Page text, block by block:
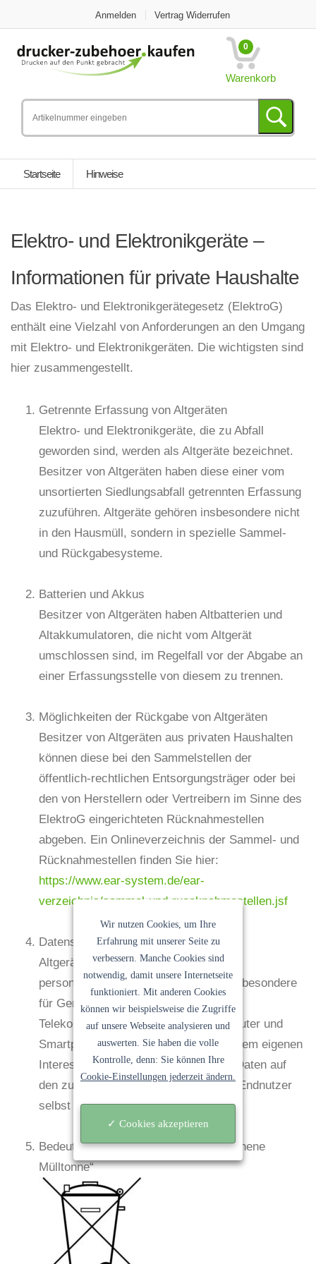
Anmelden Vertrag Widerrufen
0
Warenkorb
Startseite Hinweise
Elektro- und Elektronikgeräte –
Informationen für private Haushalte
Das Elektro- und Elektronikgerätegesetz (ElektroG)
enthält eine Vielzahl von Anforderungen an den Umgang
mit Elektro- und Elektronikgeräten. Die wichtigsten sind
hier zusammengestellt.
Getrennte Erfassung von Altgeräten
Elektro- und Elektronikgeräte, die zu Abfall
geworden sind, werden als Altgeräte bezeichnet.
Besitzer von Altgeräten haben diese einer vom
unsortierten Siedlungsabfall getrennten Erfassung
zuzuführen. Altgeräte gehören insbesondere nicht
in den Hausmüll, sondern in spezielle Sammel-
und Rückgabesysteme.
Batterien und Akkus
Besitzer von Altgeräten haben Altbatterien und
Altakkumulatoren, die nicht vom Altgerät
umschlossen sind, im Regelfall vor der Abgabe an
einer Erfassungsstelle von diesem zu trennen.
Möglichkeiten der Rückgabe von Altgeräten
Besitzer von Altgeräten aus privaten Haushalten
können diese bei den Sammelstellen der
öffentlich-rechtlichen Entsorgungsträger oder bei
den von Herstellern oder Vertreibern im Sinne des
ElektroG eingerichteten Rücknahmestellen
abgeben. Ein Onlineverzeichnis der Sammel- und
Rücknahmestellen finden Sie hier:
https://www.ear-system.de/ear-
verzeichnis/sammel-und-ruecknahmestellen.jsf
Datenschutz-Hinweis
Altgeräte enthalten häufig sensible
personenbezogene Daten. Dies gilt insbesondere
für Geräte der Informations- und
Telekommunikationstechnik wie Computer und
Smartphones. Bitte beachten Sie in Ihrem eigenen
Interesse, dass für die Löschung der Daten auf
den zu entsorgenden Altgeräten jeder Endnutzer
selbst verantwortlich ist.
Bedeutung des Symbols „durchgestrichene
Mülltonne“
Wir nutzen Cookies, um Ihre
Erfahrung mit unserer Seite zu
verbessern. Manche Cookies sind
notwendig, damit unsere Internetseite
funktioniert. Mit anderen Cookies
können wir beispielsweise die Zugriffe
auf unsere Webseite analysieren und
auswerten. Sie haben die volle
Kontrolle, denn: Sie können Ihre
Cookie-Einstellungen jederzeit ändern.
✓ Cookies akzeptieren